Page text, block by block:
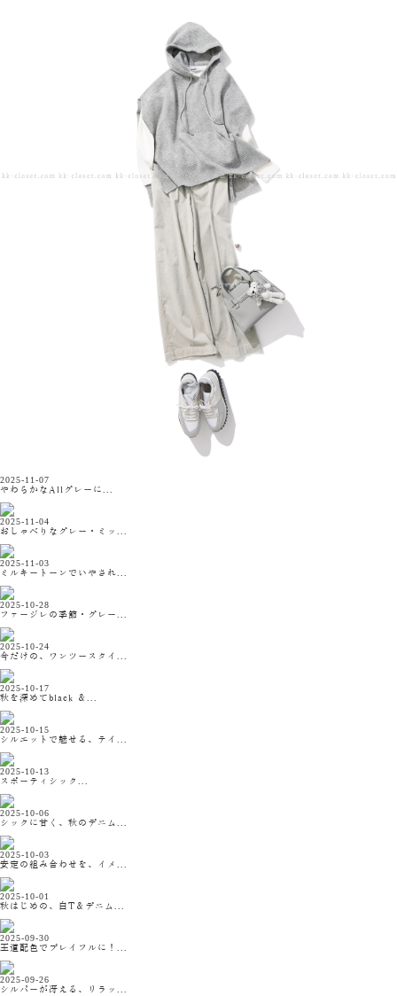
2025-11-07
やわらかなAllグレーに...
2025-11-04
おしゃべりなグレー・ミッ...
2025-11-03
ミルキートーンでいやされ...
2025-10-28
ファージレの季節・グレー...
2025-10-24
今だけの、ワンツースタイ...
2025-10-17
秋を深めてblack ＆...
2025-10-15
シルエットで魅せる、テイ...
2025-10-13
スポーティシック...
2025-10-06
シックに甘く、秋のデニム...
2025-10-03
安定の組み合わせを、イメ...
2025-10-01
秋はじめの、白T＆デニム...
2025-09-30
王道配色でプレイフルに！...
2025-09-26
シルバーが冴える、リラッ...